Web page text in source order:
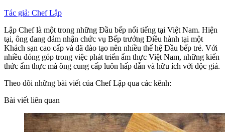
Tác giả: Chef Lập
Lập Chef là một trong những Đầu bếp nổi tiếng tại Việt Nam. Hiện
tại, ông đang đảm nhận chức vụ Bếp trưởng Điều hành tại một
Khách sạn cao cấp và đã đào tạo nên nhiều thế hệ Đầu bếp trẻ. Với
nhiều đóng góp trong việc phát triển ẩm thực Việt Nam, những kiến
thức ẩm thực mà ông cung cấp luôn hấp dẫn và hữu ích với độc giả.
Theo dõi những bài viết của Chef Lập qua các kênh:
Bài viết liên quan